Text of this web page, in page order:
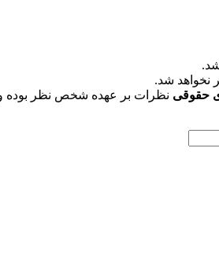
نخواهد شد.
حقوقی نظرات بر عهده شخص نظر بوده